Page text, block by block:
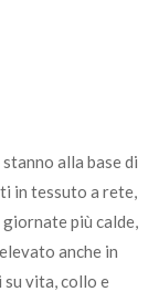
alla base di
in tessuto a rete,
più calde,
anche in
vita, collo e